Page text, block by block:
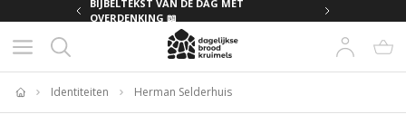
BIJBELTEKST VAN DE DAG MET
OVERDENKING 📖
Home
Identiteiten Herman Selderhuis